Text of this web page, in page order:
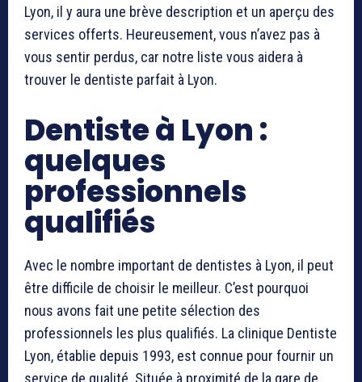
Lyon, il y aura une brève description et un aperçu des
services offerts. Heureusement, vous n’avez pas à
vous sentir perdus, car notre liste vous aidera à
trouver le dentiste parfait à Lyon.
Dentiste à Lyon :
quelques
professionnels
qualifiés
Avec le nombre important de dentistes à Lyon, il peut
être difficile de choisir le meilleur. C’est pourquoi
nous avons fait une petite sélection des
professionnels les plus qualifiés. La clinique Dentiste
Lyon, établie depuis 1993, est connue pour fournir un
service de qualité. Située à proximité de la gare de